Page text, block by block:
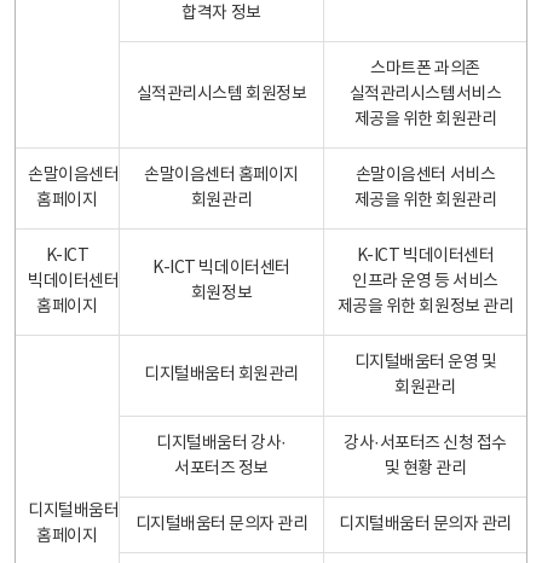
합격자 정보
실적관리시스템 회원정보
스마트폰 과의존
실적관리시스템서비스
제공을 위한 회원관리
손말이음센터
홈페이지
손말이음센터 홈페이지
회원관리
손말이음센터 서비스
제공을 위한 회원관리
K-ICT
빅데이터센터
홈페이지
K-ICT 빅데이터센터
회원정보
K-ICT 빅데이터센터
인프라 운영 등 서비스
제공을 위한 회원정보 관리
디지털배움터
홈페이지
디지털배움터 회원관리
디지털배움터 운영 및
회원관리
디지털배움터 강사·
서포터즈 정보
강사·서포터즈 신청 접수
및 현황 관리
디지털배움터 문의자 관리 디지털배움터 문의자 관리